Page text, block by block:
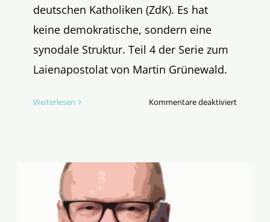
deutschen Katholiken (ZdK). Es hat
keine demokratische, sondern eine
synodale Struktur. Teil 4 der Serie zum
Laienapostolat von Martin Grünewald.
Weiterlesen Kommentare deaktiviertfür